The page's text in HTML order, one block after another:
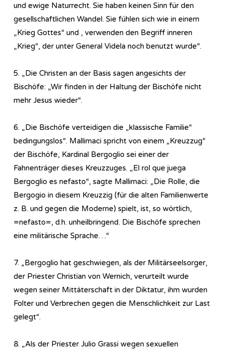
und ewige Naturrecht. Sie haben keinen Sinn für den
gesellschaftlichen Wandel. Sie fühlen sich wie in einem
„Krieg Gottes“ und , verwenden den Begriff inneren
„Krieg“, der unter General Videla noch benutzt wurde“.
5. „Die Christen an der Basis sagen angesichts der
Bischöfe: „Wir finden in der Haltung der Bischöfe nicht
mehr Jesus wieder“.
6. „Die Bischöfe verteidigen die „klassische Familie“
bedingungslos“. Mallimaci spricht von einem „Kreuzzug“
der Bischöfe, Kardinal Bergoglio sei einer der
Fahnenträger dieses Kreuzzuges. „El rol que juega
Bergoglio es nefasto“, sagte Mallimaci: „Die Rolle, die
Bergogio in diesem Kreuzzig (für die alten Familienwerte
z. B. und gegen die Moderne) spielt, ist, so wörtlich,
=nefasto=, d.h. unheilbringend. Die Bischöfe sprechen
eine militärische Sprache…“
7. „Bergoglio hat geschwiegen, als der Militärseelsorger,
der Priester Christian von Wernich, verurteilt wurde
wegen seiner Mittäterschaft in der Diktatur, ihm wurden
Folter und Verbrechen gegen die Menschlichkeit zur Last
gelegt“.
8. „Als der Priester Julio Grassi wegen sexuellen